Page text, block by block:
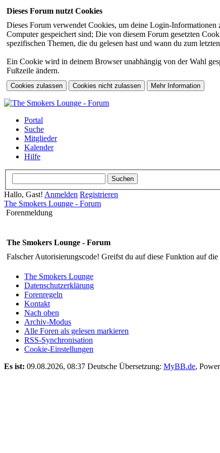
Dieses Forum nutzt Cookies
Dieses Forum verwendet Cookies, um deine Login-
Computer gespeichert sind; Die von diesem Forum gesetzten
spezifischen Themen, die du gelesen hast und wann du zum
Ein Cookie wird in deinem Browser unabhängig von der Wahl
Fußzeile ändern.
Portal
Suche
Mitglieder
Kalender
Hilfe
Hallo, Gast! Anmelden Registrieren
The Smokers Lounge - Forum
Forenmeldung
The Smokers Lounge - Forum
Falscher Autorisierungscode! Greifst du auf diese Funktion auf
The Smokers Lounge
Datenschutzerklärung
Forenregeln
Kontakt
Nach oben
Archiv-Modus
Alle Foren als gelesen markieren
RSS-Synchronisation
Cookie-Einstellungen
Es ist: 09.08.2026, 08:37 Deutsche Übersetzung: MyBB.de,